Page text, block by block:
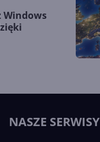
Windows
NASZE SERWISY